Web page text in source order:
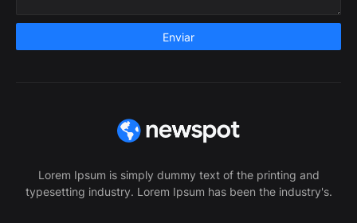
Lorem Ipsum is simply dummy text of the printing and
typesetting industry. Lorem Ipsum has been the industry's.